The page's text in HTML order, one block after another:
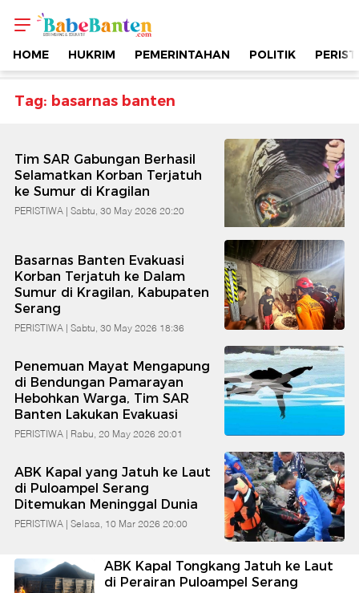
Topik
-
Basarnas
Banten
Berimbang
&
Edukatif
Babe
Banten
HOME HUKRIM PEMERINTAHAN POLITIK
Tag: basarnas banten
Tim SAR Gabungan Berhasil
Selamatkan Korban Terjatuh
ke Sumur di Kragilan
PERISTIWA | Sabtu, 30 May 2026 20:20
Basarnas Banten Evakuasi
Korban Terjatuh ke Dalam
Sumur di Kragilan, Kabupaten
Serang
PERISTIWA | Sabtu, 30 May 2026 18:36
Penemuan Mayat Mengapung
di Bendungan Pamarayan
Hebohkan Warga, Tim SAR
Banten Lakukan Evakuasi
PERISTIWA | Rabu, 20 May 2026 20:01
ABK Kapal yang Jatuh ke Laut
di Puloampel Serang
Ditemukan Meninggal Dunia
PERISTIWA | Selasa, 10 Mar 2026 20:00
ABK Kapal Tongkang Jatuh ke Laut
di Perairan Puloampel Serang